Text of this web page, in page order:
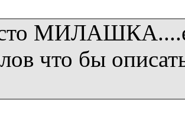
что бы